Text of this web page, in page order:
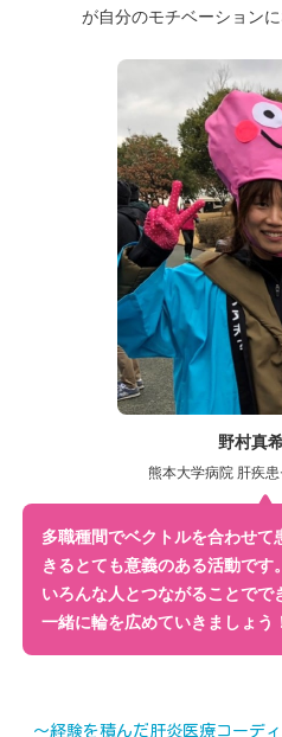
が自分のモチベーションに
野村真
熊本大学病院 肝疾
多職種間でベクトルを合わせ
きるとても意義のある活動です
いろんな人とつながることでで
一緒に輪を広めていきましょう
～経験を積んだ肝炎医療コーデ